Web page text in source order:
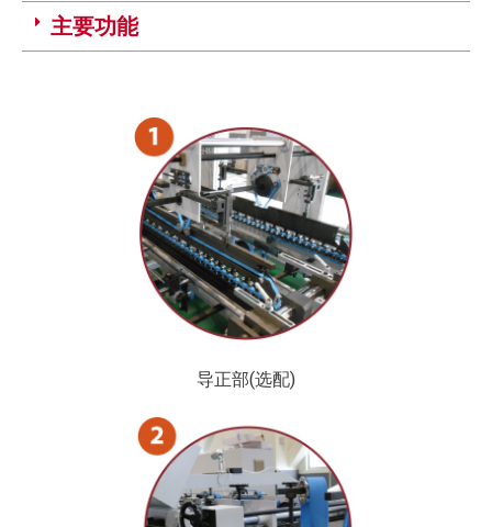
主要功能
导正部(选配)